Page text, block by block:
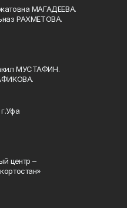
МАГАДЕЕВА.
РАХМЕТОВА.
МУСТАФИН.
центр –